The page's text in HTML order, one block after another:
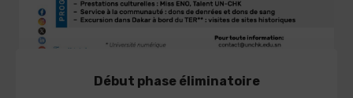
Début phase éliminatoire